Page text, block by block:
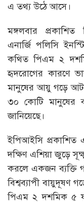
এ তথ্য উঠে আসে।
মঙ্গলবার প্রকাশিত
এনার্জি পলিসি
কথিত পিএম ২
হৃদরোগের কারণে
মানুষের আয়ু গড়ে আট
৩০ কোটি মানুষের
জানিয়েছে।
ইপিআইসি প্রকাশিত
দক্ষিণ এশিয়া জুড়ে
করলে একজন ব্যক্তি
বিশ্বব্যাপী বায়ুদূষণ
পিএম ২ দশমিক ৫